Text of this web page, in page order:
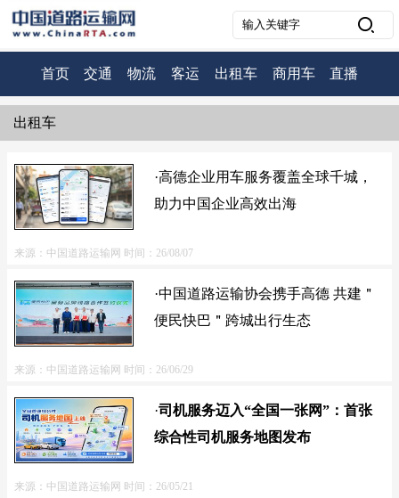
首页 交通 物流 客运 出租车 商用车 直播
出租车
·高德企业用车服务覆盖全球千城，
助力中国企业高效出海
来源：中国道路运输网 时间：26/08/07
·中国道路运输协会携手高德 共建＂
便民快巴＂跨城出行生态
来源：中国道路运输网 时间：26/06/29
·司机服务迈入“全国一张网”：首张
综合性司机服务地图发布
来源：中国道路运输网 时间：26/05/21